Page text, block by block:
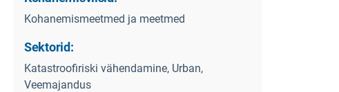
Kohanemismeetmed ja meetmed
Sektorid:
Katastroofiriski vähendamine, Urban,
Veemajandus